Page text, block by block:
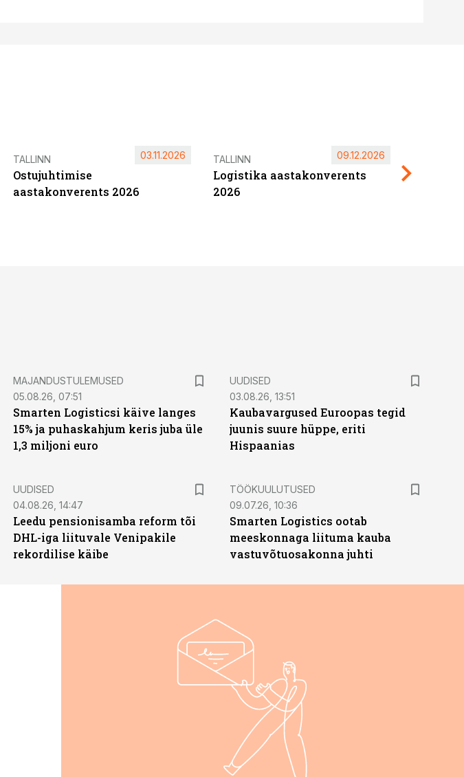
TALLINN
Ostujuhtimise
aastakonverents 2026
03.11.2026 TALLINN
Logistika aastakonverents
2026
09.12.2026
MAJANDUSTULEMUSED
05.08.26, 07:51
Smarten Logisticsi käive langes
15% ja puhaskahjum keris juba üle
1,3 miljoni euro
UUDISED
03.08.26, 13:51
Kaubavargused Euroopas tegid
juunis suure hüppe, eriti
Hispaanias
UUDISED
04.08.26, 14:47
Leedu pensionisamba reform tõi
DHL-iga liituvale Venipakile
rekordilise käibe
ST
TÖÖKUULUTUSED
09.07.26, 10:36
Smarten Logistics ootab
meeskonnaga liituma kauba
vastuvõtuosakonna juhti